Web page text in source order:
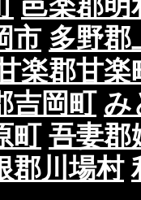
市 多野郡
楽郡甘楽
吉岡町 み
町 吾妻郡
郡川場村